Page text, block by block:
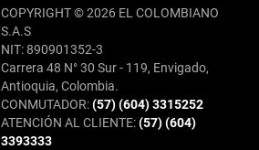
COPYRIGHT © 2026 EL COLOMBIANO
S.A.S
NIT: 890901352-3
Carrera 48 N° 30 Sur - 119, Envigado,
Antioquia, Colombia.
CONMUTADOR:(57) (604) 3315252
ATENCIÓN AL CLIENTE:(57) (604)
3393333